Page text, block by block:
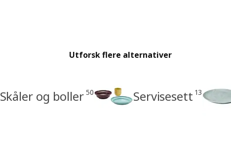
Utforsk flere alternativer
Skåler og boller 50 Servisesett 13